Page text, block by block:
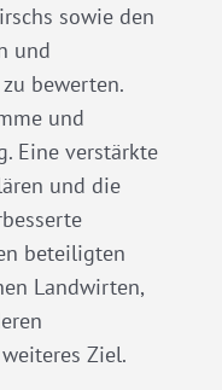
sowie den
und
bewerten.
und
Eine verstärkte
und die
beteiligten
Landwirten,
Ziel.